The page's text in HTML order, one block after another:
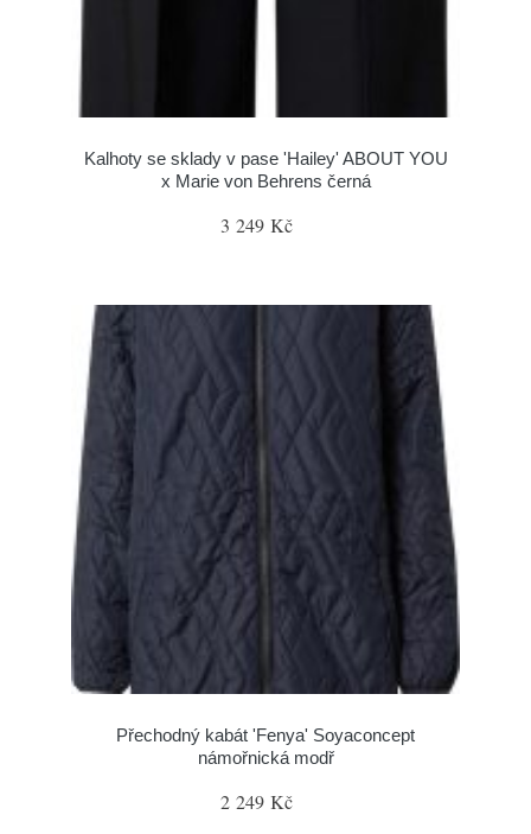
Kalhoty se sklady v pase 'Hailey' ABOUT YOU
x Marie von Behrens černá
3 249 Kč
Přechodný kabát 'Fenya' Soyaconcept
námořnická modř
2 249 Kč